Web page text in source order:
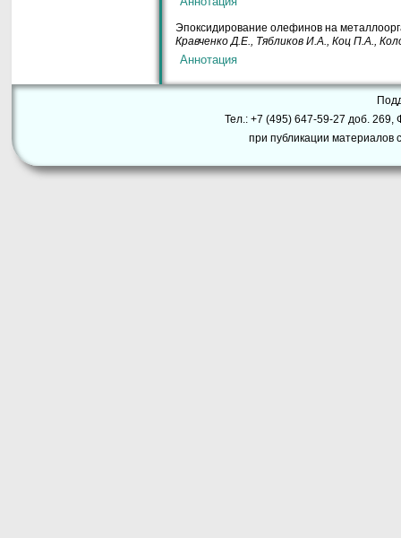
Эпоксидирование олефинов на
Кравченко Д.Е. , Тябликов И.А. , Коц П.А. ,
Тел.: +7 (495) 647-59-27 доб. 269,
при публикации материалов